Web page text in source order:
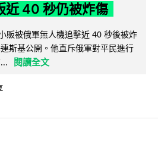
近 40 秒仍被炸傷
販被俄軍無人機追擊近 40 秒後被炸
斯基公開。他直斥俄軍對平民進行
閱讀全文